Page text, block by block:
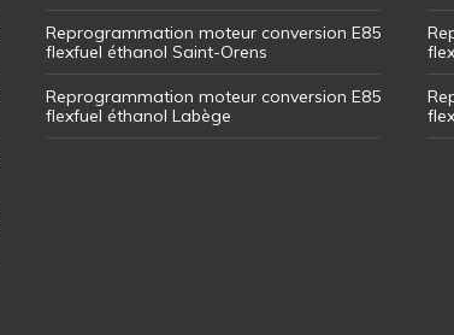
Reprogrammation moteur conversion E85
flexfuel éthanol Saint-Orens
Reprogrammation moteur conversion E85
flexfuel éthanol Labège